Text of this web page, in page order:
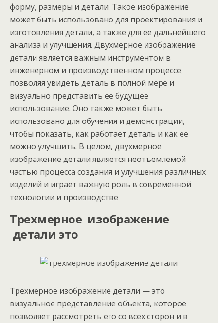
форму, размеры и детали. Такое изображение
может быть использовано для проектирования и
изготовления детали, а также для ее дальнейшего
анализа и улучшения. Двухмерное изображение
детали является важным инструментом в
инженерном и производственном процессе,
позволяя увидеть деталь в полной мере и
визуально представить ее будущее
использование. Оно также может быть
использовано для обучения и демонстрации,
чтобы показать, как работает деталь и как ее
можно улучшить. В целом, двухмерное
изображение детали является неотъемлемой
частью процесса создания и улучшения различных
изделий и играет важную роль в современной
технологии и производстве
Трехмерное изображение
детали это
Трехмерное изображение детали — это
визуальное представление объекта, которое
позволяет рассмотреть его со всех сторон и в